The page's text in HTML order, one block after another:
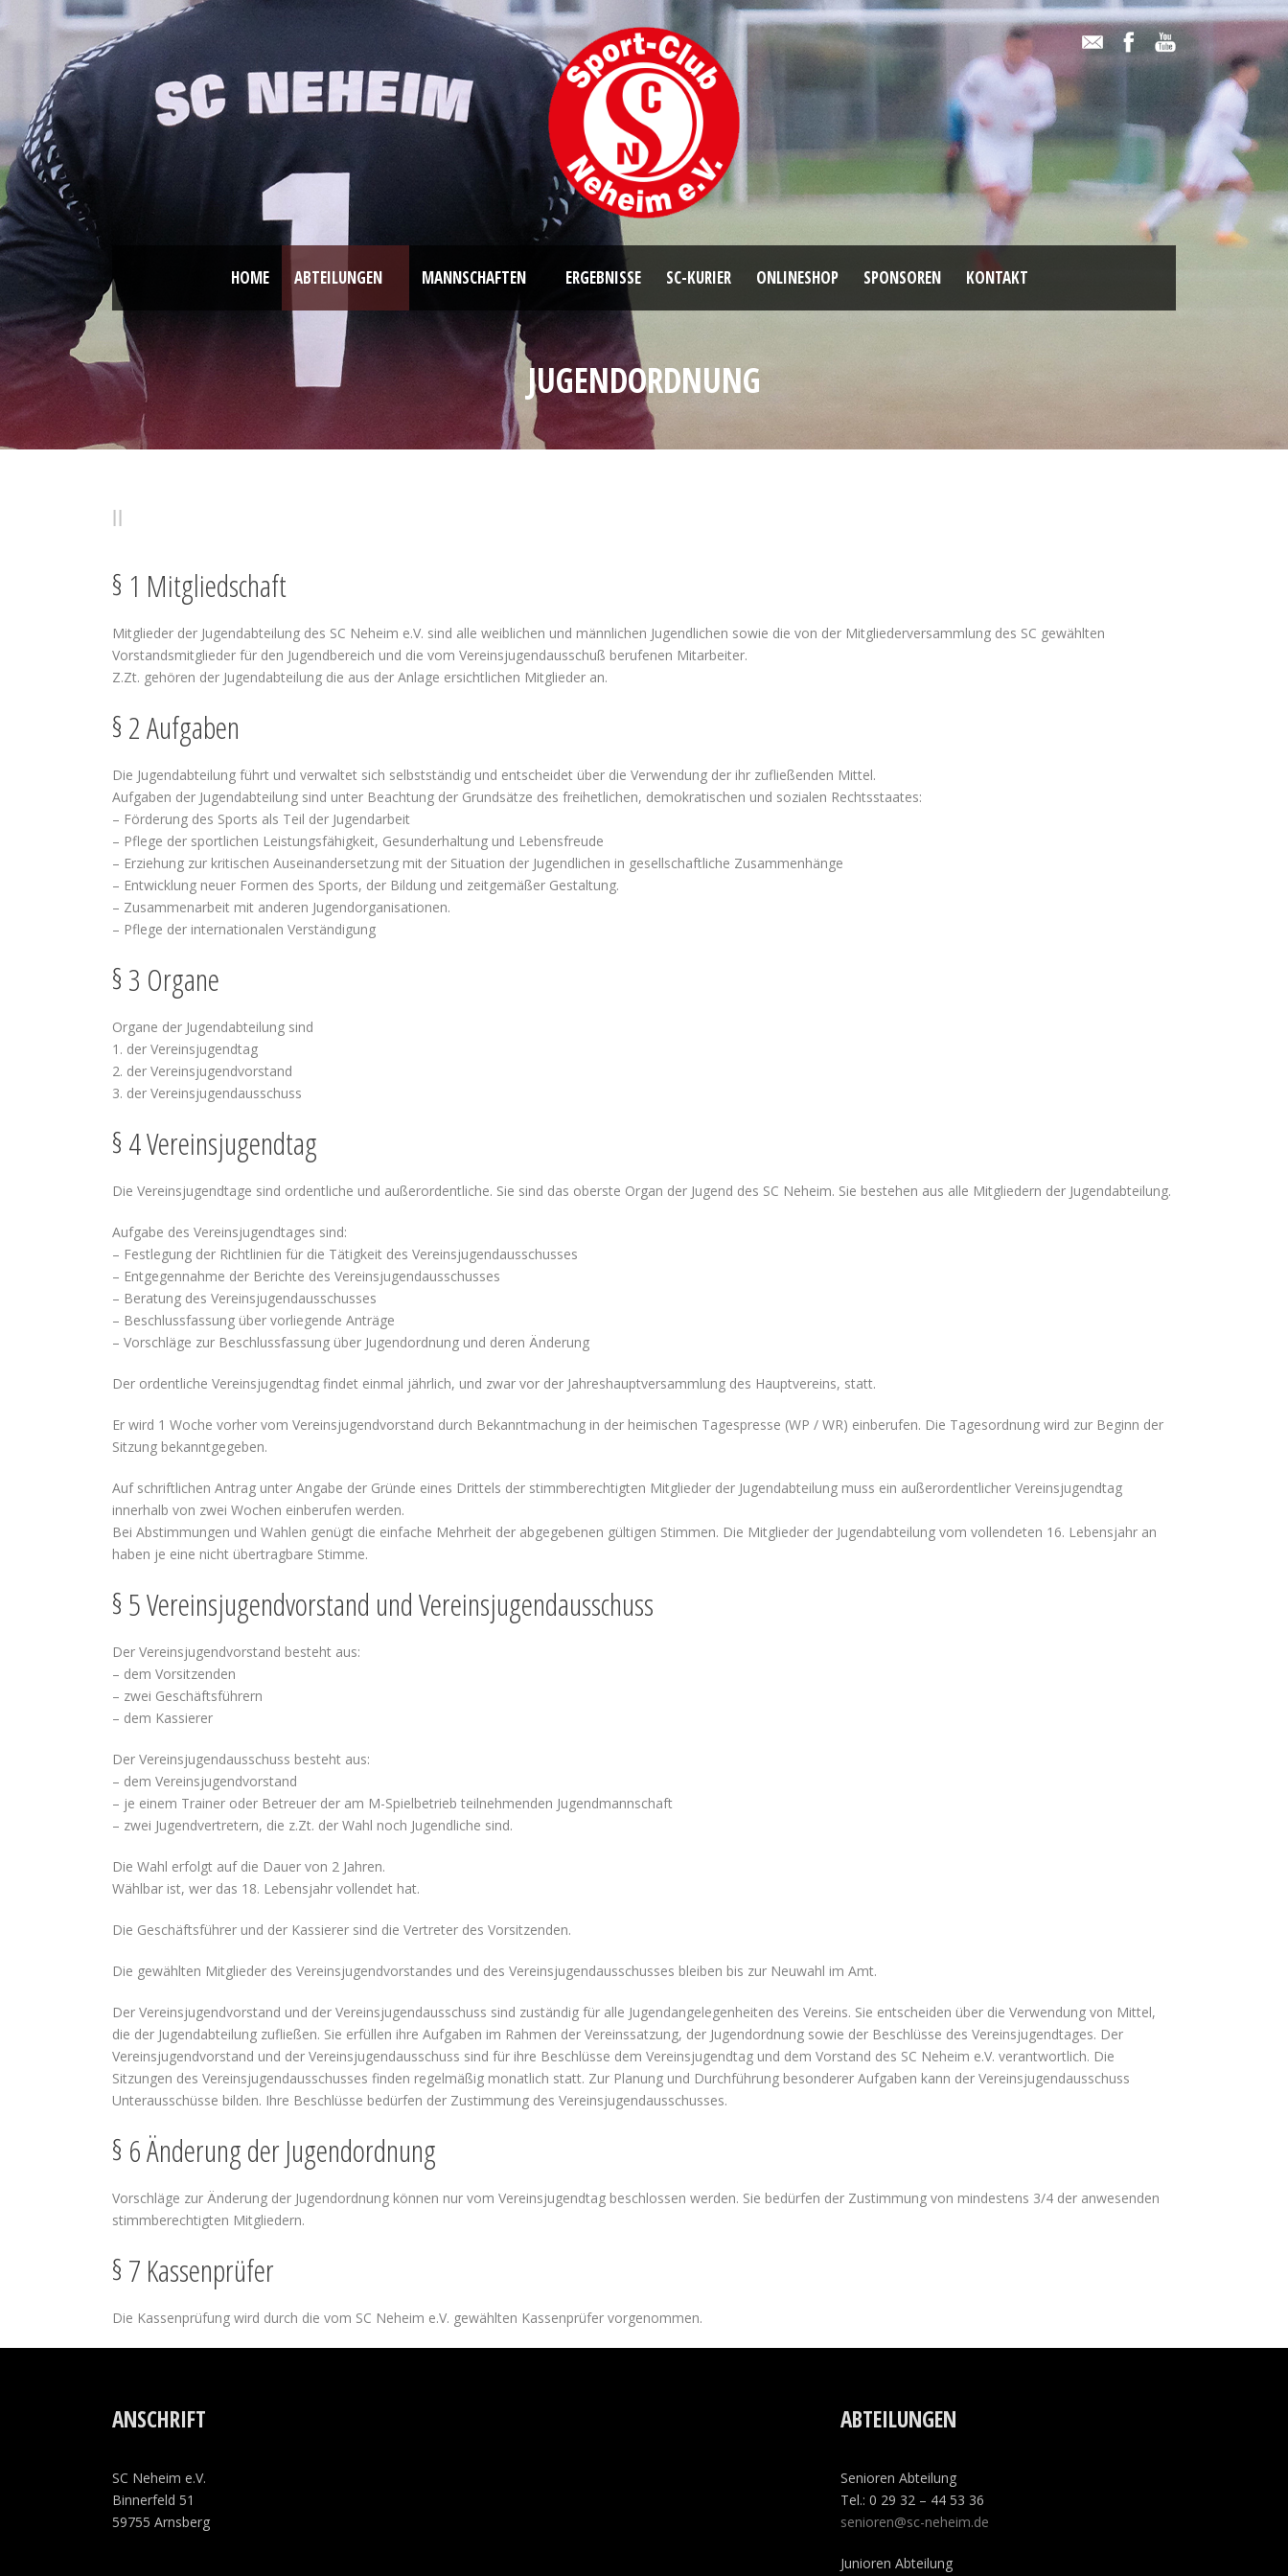
HOME ABTEILUNGEN MANNSCHAFTEN ERGEBNISSE SC-KURIER ONLINESHOP SPONSOREN KONTAKT
JUGENDORDNUNG
§ 1 Mitgliedschaft
Mitglieder der Jugendabteilung des SC Neheim e.V. sind alle weiblichen und männlichen Jugendlichen sowie die von der Mitgliederversammlung des SC gewählten
Vorstandsmitglieder für den Jugendbereich und die vom Vereinsjugendausschuß berufenen Mitarbeiter.
Z.Zt. gehören der Jugendabteilung die aus der Anlage ersichtlichen Mitglieder an.
§ 2 Aufgaben
Die Jugendabteilung führt und verwaltet sich selbstständig und entscheidet über die Verwendung der ihr zufließenden Mittel.
Aufgaben der Jugendabteilung sind unter Beachtung der Grundsätze des freihetlichen, demokratischen und sozialen Rechtsstaates:
– Förderung des Sports als Teil der Jugendarbeit
– Pflege der sportlichen Leistungsfähigkeit, Gesunderhaltung und Lebensfreude
– Erziehung zur kritischen Auseinandersetzung mit der Situation der Jugendlichen in gesellschaftliche Zusammenhänge
– Entwicklung neuer Formen des Sports, der Bildung und zeitgemäßer Gestaltung.
– Zusammenarbeit mit anderen Jugendorganisationen.
– Pflege der internationalen Verständigung
§ 3 Organe
Organe der Jugendabteilung sind
1. der Vereinsjugendtag
2. der Vereinsjugendvorstand
3. der Vereinsjugendausschuss
§ 4 Vereinsjugendtag
Die Vereinsjugendtage sind ordentliche und außerordentliche. Sie sind das oberste Organ der Jugend des SC Neheim. Sie bestehen aus alle Mitgliedern der Jugendabteilung.
Aufgabe des Vereinsjugendtages sind:
– Festlegung der Richtlinien für die Tätigkeit des Vereinsjugendausschusses
– Entgegennahme der Berichte des Vereinsjugendausschusses
– Beratung des Vereinsjugendausschusses
– Beschlussfassung über vorliegende Anträge
– Vorschläge zur Beschlussfassung über Jugendordnung und deren Änderung
Der ordentliche Vereinsjugendtag findet einmal jährlich, und zwar vor der Jahreshauptversammlung des Hauptvereins, statt.
Er wird 1 Woche vorher vom Vereinsjugendvorstand durch Bekanntmachung in der heimischen Tagespresse (WP / WR) einberufen. Die Tagesordnung wird zur Beginn der
Sitzung bekanntgegeben.
Auf schriftlichen Antrag unter Angabe der Gründe eines Drittels der stimmberechtigten Mitglieder der Jugendabteilung muss ein außerordentlicher Vereinsjugendtag
innerhalb von zwei Wochen einberufen werden.
Bei Abstimmungen und Wahlen genügt die einfache Mehrheit der abgegebenen gültigen Stimmen. Die Mitglieder der Jugendabteilung vom vollendeten 16. Lebensjahr an
haben je eine nicht übertragbare Stimme.
§ 5 Vereinsjugendvorstand und Vereinsjugendausschuss
Der Vereinsjugendvorstand besteht aus:
– dem Vorsitzenden
– zwei Geschäftsführern
– dem Kassierer
Der Vereinsjugendausschuss besteht aus:
– dem Vereinsjugendvorstand
– je einem Trainer oder Betreuer der am M-Spielbetrieb teilnehmenden Jugendmannschaft
– zwei Jugendvertretern, die z.Zt. der Wahl noch Jugendliche sind.
Die Wahl erfolgt auf die Dauer von 2 Jahren.
Wählbar ist, wer das 18. Lebensjahr vollendet hat.
Die Geschäftsführer und der Kassierer sind die Vertreter des Vorsitzenden.
Die gewählten Mitglieder des Vereinsjugendvorstandes und des Vereinsjugendausschusses bleiben bis zur Neuwahl im Amt.
Der Vereinsjugendvorstand und der Vereinsjugendausschuss sind zuständig für alle Jugendangelegenheiten des Vereins. Sie entscheiden über die Verwendung von Mittel,
die der Jugendabteilung zufließen. Sie erfüllen ihre Aufgaben im Rahmen der Vereinssatzung, der Jugendordnung sowie der Beschlüsse des Vereinsjugendtages. Der
Vereinsjugendvorstand und der Vereinsjugendausschuss sind für ihre Beschlüsse dem Vereinsjugendtag und dem Vorstand des SC Neheim e.V. verantwortlich. Die
Sitzungen des Vereinsjugendausschusses finden regelmäßig monatlich statt. Zur Planung und Durchführung besonderer Aufgaben kann der Vereinsjugendausschuss
Unterausschüsse bilden. Ihre Beschlüsse bedürfen der Zustimmung des Vereinsjugendausschusses.
§ 6 Änderung der Jugendordnung
Vorschläge zur Änderung der Jugendordnung können nur vom Vereinsjugendtag beschlossen werden. Sie bedürfen der Zustimmung von mindestens 3/4 der anwesenden
stimmberechtigten Mitgliedern.
§ 7 Kassenprüfer
Die Kassenprüfung wird durch die vom SC Neheim e.V. gewählten Kassenprüfer vorgenommen.
ANSCHRIFT
SC Neheim e.V.
Binnerfeld 51
59755 Arnsberg
ABTEILUNGEN
Senioren Abteilung
Tel.: 0 29 32 – 44 53 36
senioren@sc-neheim.de
Junioren Abteilung